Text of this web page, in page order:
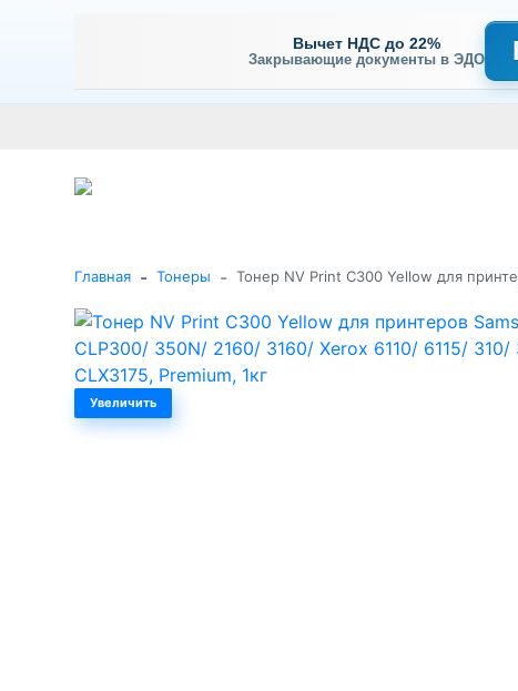
Вычет НДС до 22%
Закрывающие документы в ЭДО
Главная - Тонеры - Тонер NV Print C300 Yellow для
Увеличить